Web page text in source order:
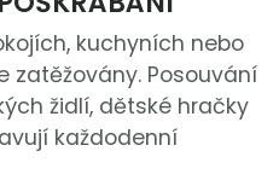
kuchyních nebo
zatěžovány. Posouvání
židlí, dětské hračky
každodenní